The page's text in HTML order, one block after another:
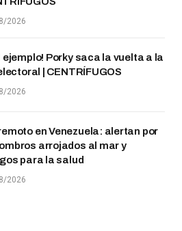
2026
ejemplo! Porky saca la vuelta a la
| CENTRÍFUGOS
2026
en Venezuela: alertan por
arrojados al mar y
para la salud
2026